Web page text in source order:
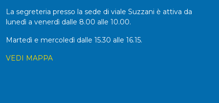
La segreteria presso la sede di viale Suzzani è attiva da
lunedì a venerdì dalle 8.00 alle 10.00.
Martedì e mercoledì dalle 15.30 alle 16.15.
VEDI MAPPA